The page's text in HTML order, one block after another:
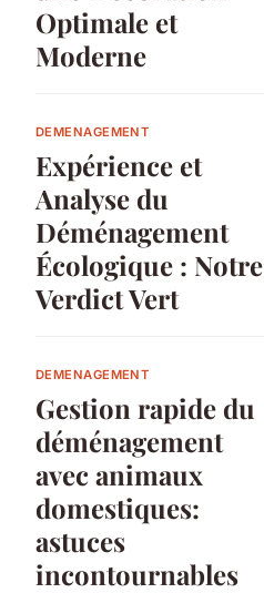
Optimale et
Moderne
DEMENAGEMENT
Expérience et
Analyse du
Déménagement
Écologique : Notre
Verdict Vert
DEMENAGEMENT
Gestion rapide du
déménagement
avec animaux
domestiques:
astuces
incontournables